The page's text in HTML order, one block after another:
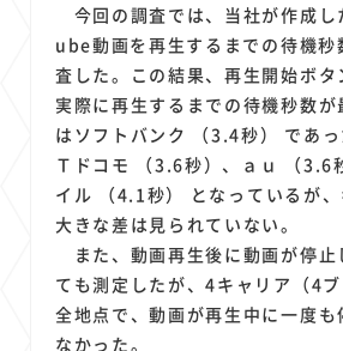
今回の調査では、当社が作成
ube動画を再生するまでの待機秒
査した。この結果、再生開始ボタ
実際に再生するまでの待機秒数が
はソフトバンク （3.4秒） であ
Ｔドコモ （3.6秒）、ａｕ （3.6
イル （4.1秒） となっているが
大きな差は見られていない。
また、動画再生後に動画が停止
ても測定したが、4キャリア（4
全地点で、動画が再生中に一度も
なかった。